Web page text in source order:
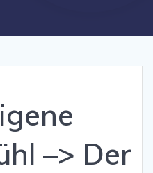
–> Der